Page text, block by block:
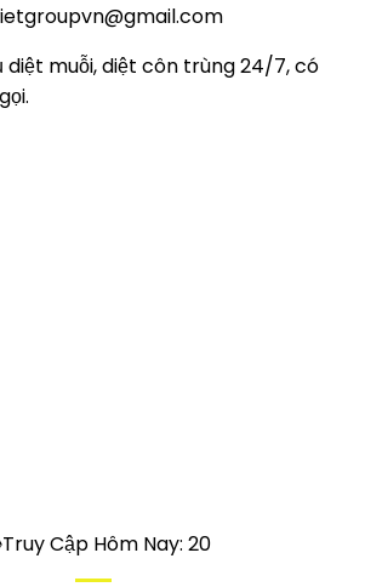
diệt muỗi, diệt côn trùng 24/7, có
Cập Hôm Nay: 20